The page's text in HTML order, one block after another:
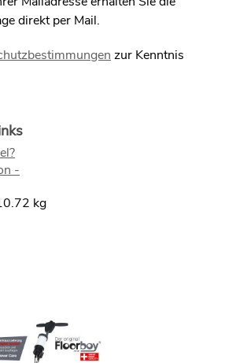
direkt per Mail.
zur Kenntnis
-
kg